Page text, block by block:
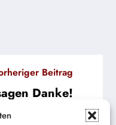
Beitrag
Danke!